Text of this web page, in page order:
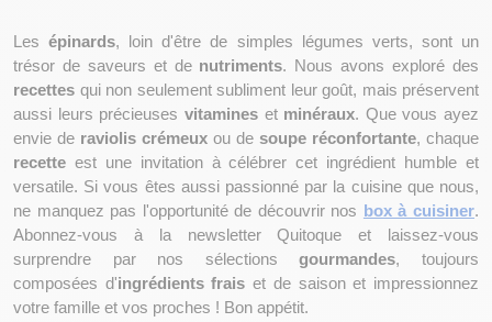
Les épinards, loin d'être de simples légumes verts, sont un
trésor de saveurs et de nutriments
recettes qui non seulement subliment leur goût, mais préservent
aussi leurs précieuses vitamines et minéraux. Que vous ayez
envie de raviolis crémeux ou de soupe réconfortante
recette est une invitation à célébrer cet ingrédient humble et
versatile. Si vous êtes aussi passionné par la cuisine que nous,
ne manquez pas l'opportunité de découvrir nos
box à cuisiner.
Abonnez-vous à la newsletter Quitoque et laissez-vous
surprendre par nos sélections gourmandes, toujours
composées d'ingrédients frais et de saison et impressionnez
votre famille et vos proches ! Bon appétit.